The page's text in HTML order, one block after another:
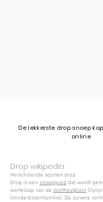
​De lekkerste drop snoep
online
Drop wikipedia
Verschillende soorten drop
Drop is een snoepgoed dat wordt
wortelsap van de zoethoutplant
(vlinderbloemfamilie). De zuivere